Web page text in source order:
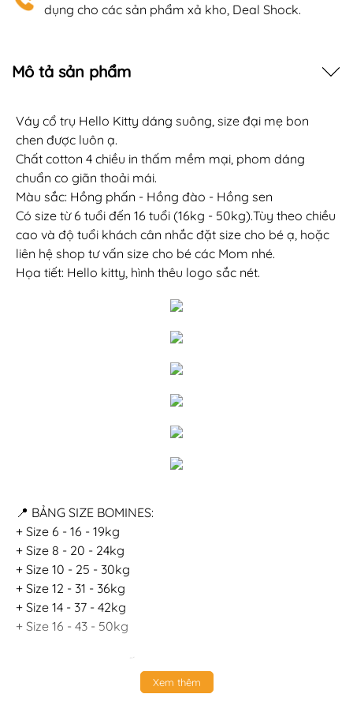
dụng cho các sản phẩm xả kho, Deal Shock.
Mô tả sản phẩm
Váy cổ trụ Hello Kitty dáng suông, size đại mẹ bon
chen được luôn ạ.
Chất cotton 4 chiều in thấm mềm mại, phom dáng
chuẩn co giãn thoải mái.
Màu sắc: Hồng phấn - Hồng đào - Hồng sen
Có size từ 6 tuổi đến 16 tuổi (16kg - 50kg).Tùy theo chiều
cao và độ tuổi khách cân nhắc đặt size cho bé ạ, hoặc
liên hệ shop tư vấn size cho bé các Mom nhé.
Họa tiết: Hello kitty, hình thêu logo sắc nét.
📍 BẢNG SIZE BOMINES:
+ Size 6 - 16 - 19kg
+ Size 8 - 20 - 24kg
+ Size 10 - 25 - 30kg
+ Size 12 - 31 - 36kg
+ Size 14 - 37 - 42kg
+ Size 16 - 43 - 50kg
+ Hỗ trợ đổi trả 7 ngày trên toàn quốc, mẹ yên tâm
Xem thêm